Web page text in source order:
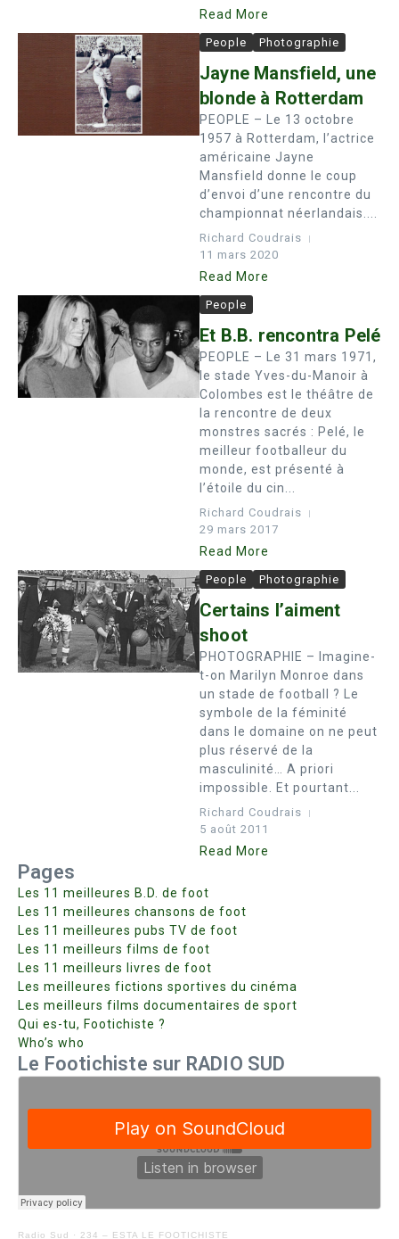
Read More
People Photographie
Jayne Mansfield, une
blonde à Rotterdam
PEOPLE – Le 13 octobre
1957 à Rotterdam, l’actrice
américaine Jayne
Mansfield donne le coup
d’envoi d’une rencontre du
championnat néerlandais....
Richard Coudrais
11 mars 2020
Read More
People
Et B.B. rencontra Pelé
PEOPLE – Le 31 mars 1971,
le stade Yves-du-Manoir à
Colombes est le théâtre de
la rencontre de deux
monstres sacrés : Pelé, le
meilleur footballeur du
monde, est présenté à
l’étoile du cin...
Richard Coudrais
29 mars 2017
Read More
People Photographie
Certains l’aiment
shoot
PHOTOGRAPHIE – Imagine-
t-on Marilyn Monroe dans
un stade de football ? Le
symbole de la féminité
dans le domaine on ne peut
plus réservé de la
masculinité… A priori
impossible. Et pourtant...
Richard Coudrais
5 août 2011
Read More
Pages
Les 11 meilleures B.D. de foot
Les 11 meilleures chansons de foot
Les 11 meilleures pubs TV de foot
Les 11 meilleurs films de foot
Les 11 meilleurs livres de foot
Les meilleures fictions sportives du cinéma
Les meilleurs films documentaires de sport
Qui es-tu, Footichiste ?
Who’s who
Le Footichiste sur RADIO SUD
Radio Sud · 234 – ESTA LE FOOTICHISTE